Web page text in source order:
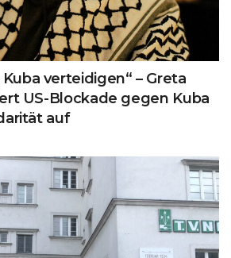
verteidigen“ – Greta
US-Blockade gegen Kuba
auf